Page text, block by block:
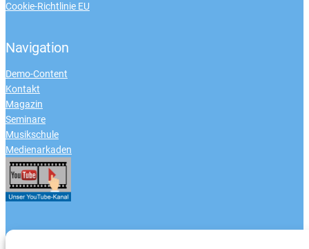
Cookie-Richtlinie EU
Navigation
Demo-Content
Kontakt
Magazin
Seminare
Musikschule
Medienarkaden
Zahlungsarten